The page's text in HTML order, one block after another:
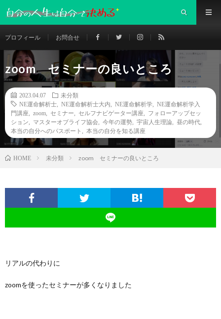
プロフィール お問合せ
zoom セミナーの良いところ
2023.04.07
未分類
NE運命解析士
NE運命解析士大内 NE運命解析学
NE運命解析学入
門講座
zoom セミナー セルフナビゲーター講座
フォローアップセッ
ション
マスターオブライフ協会 今年の運勢 宇宙人生理論 昼の時代
本当の自分へのパスポート
本当の自分を知る講座
HOME 未分類 zoom セミナーの良いところ
リアルの代わりに
zoomを使ったセミナーが多くなりました